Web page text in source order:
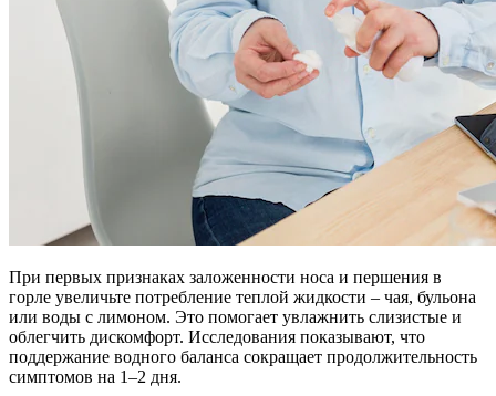
При первых признаках заложенности носа и першения в
горле увеличьте потребление теплой жидкости – чая, бульона
или воды с лимоном. Это помогает увлажнить слизистые и
облегчить дискомфорт. Исследования показывают, что
поддержание водного баланса сокращает продолжительность
симптомов на 1–2 дня.